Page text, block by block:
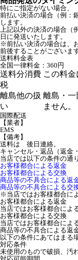
特にご指定がない場合、
前払い決済の場合（例
します。
上記以外の決済の場合
日に発送いたします。
※前払い決済の場合は、
前後することがございます
送料料金表
全国一律料金：360円
送料分消費
税
この料金
離島他の扱
い
離島・一
ません。
国際配送
【業者】
EMS
【備考】
送料は 後日連絡。
キャンセル・返品（返金
当店では以下の条件の通
お客様都合による返金
お客様都合による交換
商品等の不具合による返
商品等の不具合による交
※当店ではお客様都合に
お客様都合による返金
当店ではお客様都合によ
お客様都合による交換
当店ではお客様都合によ
商品等の不具合による返
以下の条件にあてはまる
対応条件
未使用のもので破損、